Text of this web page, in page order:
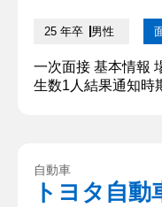
25 年卒 男性
一次面接 基本情報
生数1人結果通知時
力を得ながら小型
回収などの実証実
自動車
トヨタ自動